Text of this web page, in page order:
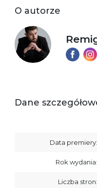
O autorze
Dane
Data premiery:
Rok wydania:
Liczba stron: